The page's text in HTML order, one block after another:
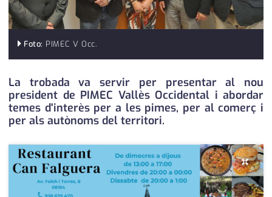
reportatge
societat
successos
urbanisme
editorial
Foto: PIMEC V Occ.
La trobada va servir per presentar al nou
president de PIMEC Vallès Occidental i abordar
temes d'interès per a les pimes, per al comerç i
per als autònoms del territori.
×